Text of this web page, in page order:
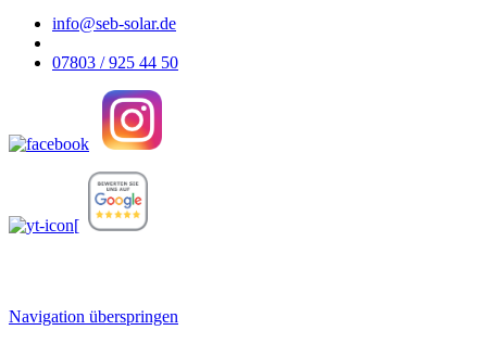
info@seb-solar.de
07803 / 925 44 50
[
Navigation überspringen